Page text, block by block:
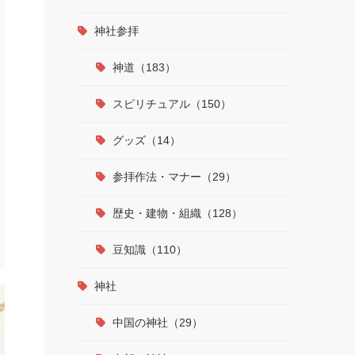
神社参拝
神道（183）
スピリチュアル（150）
グッズ（14）
参拝作法・マナー（29）
歴史・建物・組織（128）
豆知識（110）
神社
中国の神社（29）